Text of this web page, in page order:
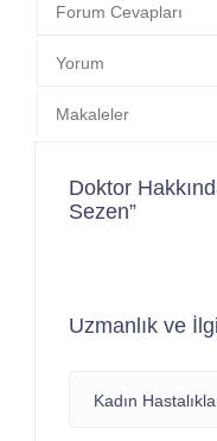
Forum Cevapları
Yorum
Makaleler
Doktor
Sezen”
Uzmanlık ve
Kadın